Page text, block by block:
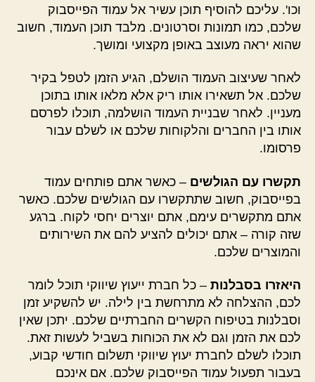
וכו'. עליכם להוסיף תוכן עשיר אל עמוד הפייסבוק
שלכם, כמו תמונות וסרטונים. מלבד תוכן העמוד, חשוב
שהוא יראה מעוצב באופן מקצועי ומושך.
לאחר שעיצוב העמוד הושלם, הגיע הזמן לטפל בקיר
שלכם. אל תשאירו אותו ריק אלא מלאו אותו בתוכן
מעניין. לאחר שבניית העמוד הושלמה, תוכלו לפרסם
אותו בין החברים והלקוחות שלכם או לשלם עבור
פרסומו.
תקשרו עם הגולשים – כאשר אתם פותחים עמוד
בפייסבוק, חשוב שתתקשרו עם הגולשים שלכם. כאשר
אתם מתקשרים עימם, אתם יוצרים יחסי לקוח. ברגע
שזה קורה – אתם יכולים להציע להם את השירותים
והמוצרים שלכם.
היאזרו בסבלנות – כל חברת ייעוץ שיווקי תוכל לומר
לכם, ההצלחה לא מתרחשת בין לילה. יש להשקיע זמן
וסבלנות בטיפוח הקשרים החברתיים שלכם. יתכן שאין
לכם את הזמן וגם לא את הכוחות בשביל לעשות זאת.
תוכלו לשלם לחברת יעוץ שיווקי תשלום חודשי קבוע,
בעבור תפעול עמוד הפייסבוק שלכם. אם אינכם